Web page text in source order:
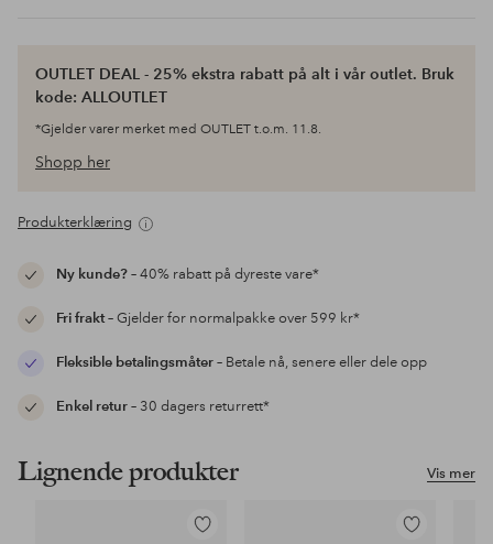
OUTLET DEAL - 25% ekstra rabatt på alt i vår outlet. Bruk
kode: ALLOUTLET
*Gjelder varer merket med OUTLET t.o.m. 11.8.
Shopp her
Produkterklæring
Ny kunde?– 40% rabatt på dyreste vare*
Fri frakt– Gjelder for normalpakke over 599 kr*
Fleksible betalingsmåter– Betale nå, senere eller dele opp
Enkel retur– 30 dagers returrett*
Vis mer
Lignende produkter
Legg
Legg